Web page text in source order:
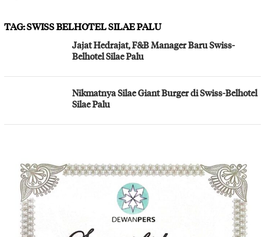
TAG:SWISS BELHOTEL SILAE PALU
Jajat Hedrajat, F&B Manager Baru Swiss-
Belhotel Silae Palu
Nikmatnya Silae Giant Burger di Swiss-Belhotel
Silae Palu